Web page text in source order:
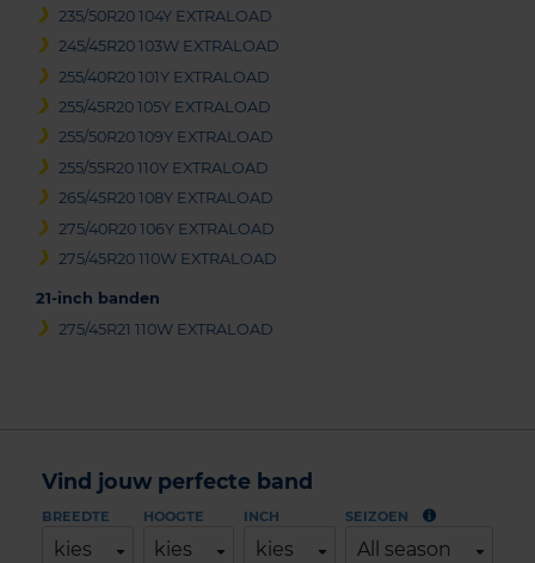
235/50R20 104Y EXTRALOAD
245/45R20 103W EXTRALOAD
255/40R20 101Y EXTRALOAD
255/45R20 105Y EXTRALOAD
255/50R20 109Y EXTRALOAD
255/55R20 110Y EXTRALOAD
265/45R20 108Y EXTRALOAD
275/40R20 106Y EXTRALOAD
275/45R20 110W EXTRALOAD
21-inch banden
275/45R21 110W EXTRALOAD
Vind jouw perfecte band
BREEDTE
kies
HOOGTE
kies
INCH
kies
SEIZOEN
All season